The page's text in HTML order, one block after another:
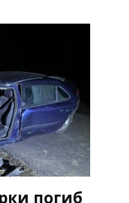
погиб